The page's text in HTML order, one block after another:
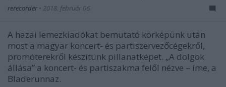
rerecorder • 2018. február 06.
A hazai lemezkiadókat bemutató körképünk után
most a magyar koncert- és partiszervezőcégekről,
promóterekről készítünk pillanatképet. „A dolgok
állása” a koncert- és partiszakma felől nézve – íme, a
Bladerunnaz.